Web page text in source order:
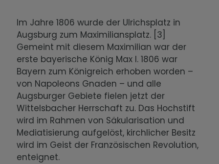
Im Jahre 1806 wurde der Ulrichsplatz in
Augsburg zum Maximiliansplatz. [3]
Gemeint mit diesem Maximilian war der
erste bayerische König Max I. 1806 war
Bayern zum Königreich erhoben worden –
von Napoleons Gnaden – und alle
Augsburger Gebiete fielen jetzt der
Wittelsbacher Herrschaft zu. Das Hochstift
wird im Rahmen von Säkularisation und
Mediatisierung aufgelöst, kirchlicher Besitz
wird im Geist der Französischen Revolution,
enteignet.